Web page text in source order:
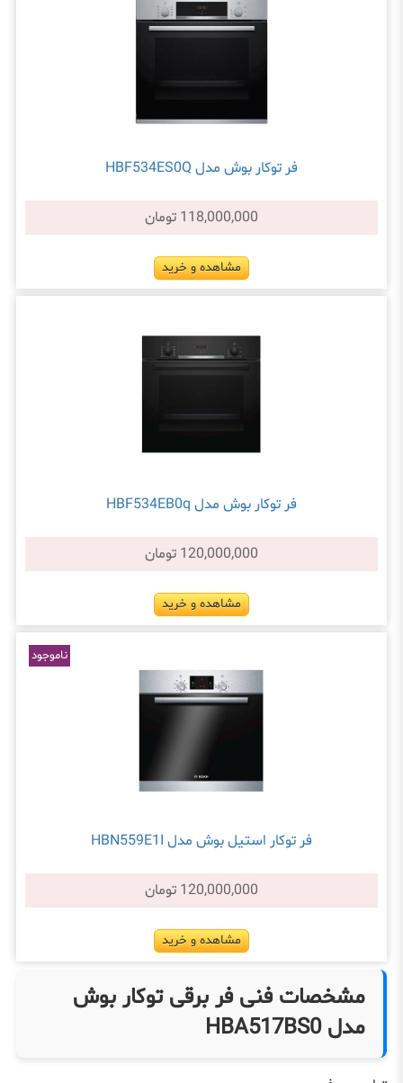
فر توکار بوش مدل HBF534ES0Q
118,000,000 تومان
مشاهده و خرید
فر توکار بوش مدل HBF534EB0q
120,000,000 تومان
مشاهده و خرید
ناموجود
فر توکار استیل بوش مدل HBN559E1I
120,000,000 تومان
مشاهده و خرید
مشخصات فنی فر برقی توکار بوش
مدل HBA517BS0